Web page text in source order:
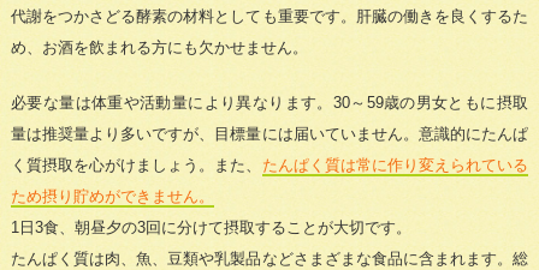
代謝をつかさどる酵素の材料としても重要です。肝臓の働きを良くするた
め、お酒を飲まれる方にも欠かせません。
必要な量は体重や活動量により異なります。30～59歳の男女ともに摂取
量は推奨量より多いですが、目標量には届いていません。意識的にたんぱ
く質摂取を心がけましょう。また、 たんぱく質は常に作り変えられている
ため摂り貯めができません。
1日3食、朝昼夕の3回に分けて摂取することが大切です。
たんぱく質は肉、魚、豆類や乳製品などさまざまな食品に含まれます。総